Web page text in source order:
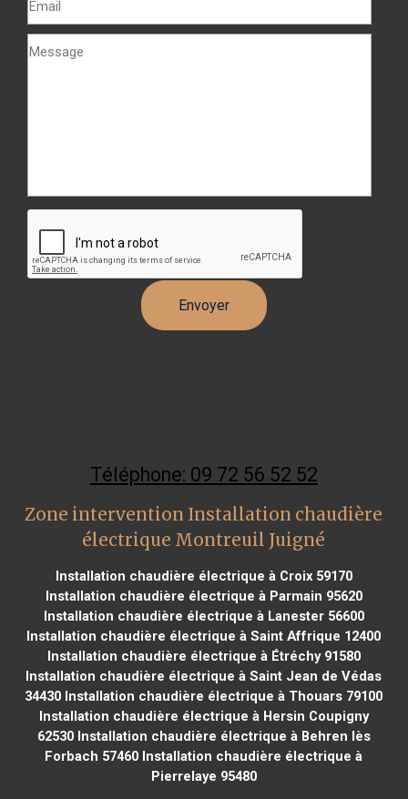
Téléphone: 09 72 56 52 52
Zone intervention Installation chaudière
électrique Montreuil Juigné
Installation chaudière électrique à Croix 59170
Installation chaudière électrique à Parmain 95620
Installation chaudière électrique à Lanester 56600
Installation chaudière électrique à Saint Affrique 12400
Installation chaudière électrique à Étréchy 91580
Installation chaudière électrique à Saint Jean de Védas
34430 Installation chaudière électrique à Thouars 79100
Installation chaudière électrique à Hersin Coupigny
62530Installation chaudière électrique à Behren lès
Forbach 57460 Installation chaudière électrique à
Pierrelaye 95480